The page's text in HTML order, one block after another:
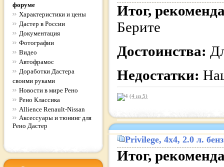
форуме
Характеристики и цены
Дастер в России
Документация
Фотографии
Видео
Автофрамос
Доработки Дастера
своими руками
Новости в мире Рено
Рено Классика
Allience Renault-Nissan
Аксессуары и тюнинг для
Рено Дастер
Итог,
Берите
Достоинства:
Недостатки:
(4 из 5)
Privilege, 4x4, 2.0 л.
Итог,